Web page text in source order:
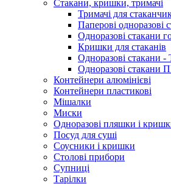
Стакани, кришки, тримачі
Тримачі для
Паперові одноразові
Одноразові стакани
Кришки для стаканів
Одноразові стакани -
Одноразові стакани
Контейнери алюмінієві
Контейнери пластикові
Мішалки
Миски
Одноразові пляшки і
Посуд для суші
Соусники і кришки
Столові прибори
Супниці
Тарілки